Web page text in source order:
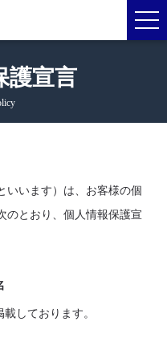
護宣言
いいます）は、お客様の個
のとおり、個人情報保護宣
載しております。